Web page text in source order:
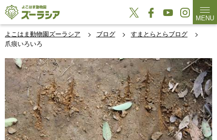
MENU
よこはま動物園ズーラシア ブログ
すまとらとらブログ
爪痕いろいろ